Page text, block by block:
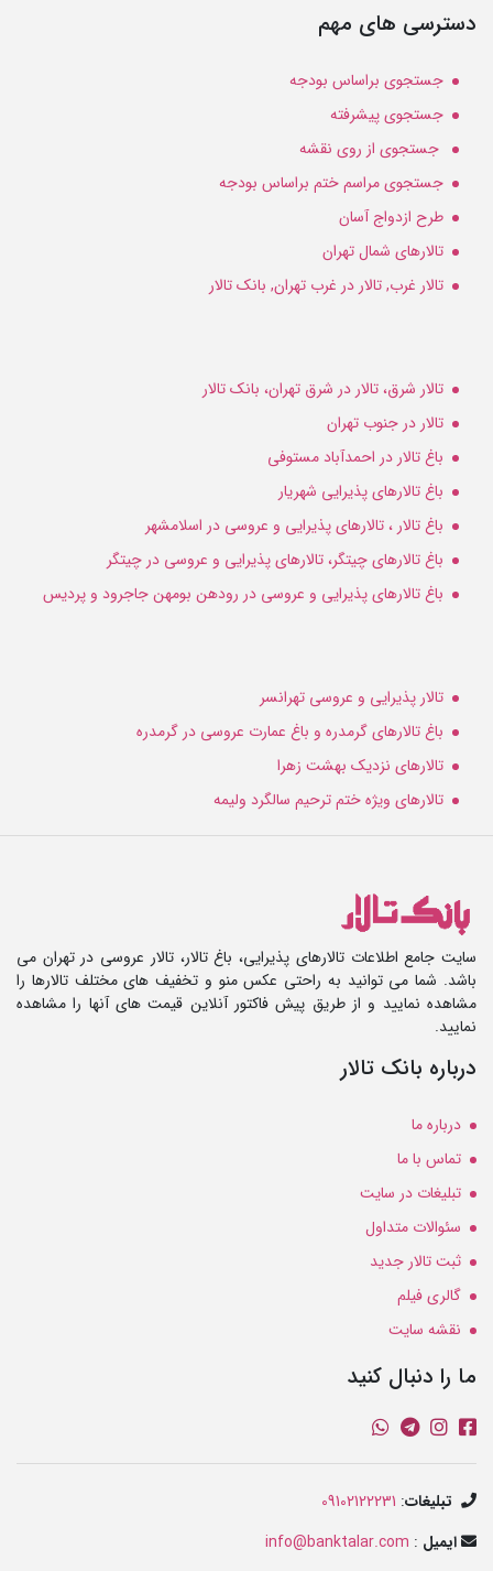
دسترسی های مهم
جستجوی براساس بودجه
جستجوی پیشرفته
جستجوی از روی نقشه
جستجوی مراسم ختم براساس بودجه
طرح ازدواج آسان
تالارهای شمال تهران
تالار غرب, تالار در غرب تهران, بانک تالار
تالار شرق، تالار در شرق تهران، بانک تالار
تالار در جنوب تهران
باغ تالار در احمدآباد مستوفی
باغ تالارهای پذیرایی شهریار
باغ تالار ، تالارهای پذیرایی و عروسی در اسلامشهر
باغ تالارهای چیتگر، تالارهای پذیرایی و عروسی در چیتگر
باغ تالارهای پذیرایی و عروسی در رودهن بومهن جاجرود و پردیس
تالار پذیرایی و عروسی تهرانسر
باغ تالارهای گرمدره و باغ عمارت عروسی در گرمدره
تالارهای نزدیک بهشت زهرا
تالارهای ویژه ختم ترحیم سالگرد ولیمه
سایت جامع اطلاعات تالارهای پذیرایی، باغ تالار، تالار عروسی در تهران می
باشد. شما می توانید به راحتی عکس منو و تخفیف های مختلف تالارها را
مشاهده نمایید و از طریق پیش فاکتور آنلاین قیمت های آنها را مشاهده
نمایید.
درباره بانک تالار
درباره ما
تماس با ما
تبلیغات در سایت
سئوالات متداول
ثبت تالار جدید
گالری فیلم
نقشه سایت
ما را دنبال کنید
تبلیغات:
09102122231
ایمیل :
info@banktalar.com